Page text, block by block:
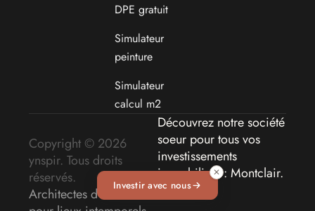
Investir avec nous
✕
DPE gratuit
Simulateur
peinture
Simulateur
calcul m2
Copyright © 2026
ynspir. Tous droits
réservés.
Architectes d'intérieur
Découvrez notre société
soeur pour tous vos
investissements
immobiliers : Montclair.